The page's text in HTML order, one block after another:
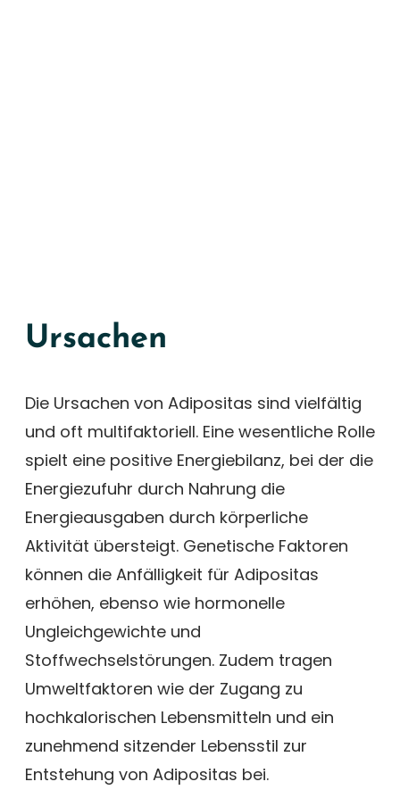
Ursachen
Die Ursachen von Adipositas sind vielfältig
und oft multifaktoriell. Eine wesentliche Rolle
spielt eine positive Energiebilanz, bei der die
Energiezufuhr durch Nahrung die
Energieausgaben durch körperliche
Aktivität übersteigt. Genetische Faktoren
können die Anfälligkeit für Adipositas
erhöhen, ebenso wie hormonelle
Ungleichgewichte und
Stoffwechselstörungen. Zudem tragen
Umweltfaktoren wie der Zugang zu
hochkalorischen Lebensmitteln und ein
zunehmend sitzender Lebensstil zur
Entstehung von Adipositas bei.